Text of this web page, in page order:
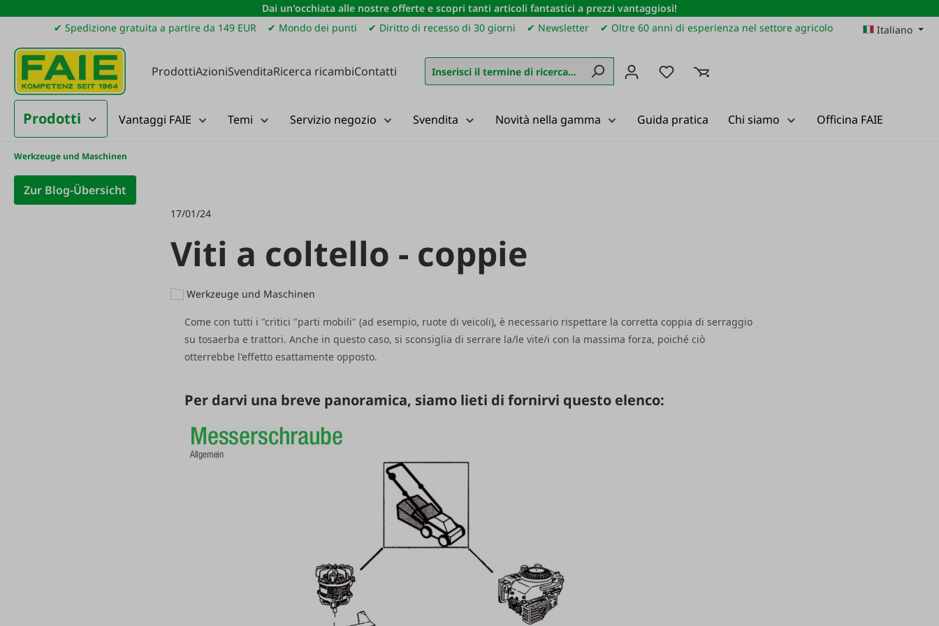
al contenuto principale
Salta alla ricerca
Passa alla navigazione principale
Dai un'occhiata alle nostre offerte e scopri tanti articoli fantastici a prezzi vantaggiosi!
✔ Spedizione gratuita a partire da 149 EUR
✔ Mondo dei punti ✔ Diritto di recesso di 30 giorni ✔ Newsletter ✔ Oltre 60 anni di esperienza nel settore agricolo Italiano
ProdottiAzioniSvenditaRicerca ricambiContatti Hai 0 articoli nella lista dei desideri
Prodotti Vantaggi FAIE Temi Servizio negozio Svendita Novità nella gamma Guida pratica Chi siamo Officina FAIE
Werkzeuge und Maschinen
Zur Blog-Übersicht
17/01/24
Viti a coltello - coppie
Werkzeuge und Maschinen
Come con tutti i "critici "parti mobili" (ad esempio, ruote di veicoli), è necessario rispettare la corretta coppia di serraggio
su tosaerba e trattori. Anche in questo caso, si sconsiglia di serrare la/le vite/i con la massima forza, poiché ciò
otterrebbe l'effetto esattamente opposto.
Per darvi una breve panoramica, siamo lieti di fornirvi questo elenco: